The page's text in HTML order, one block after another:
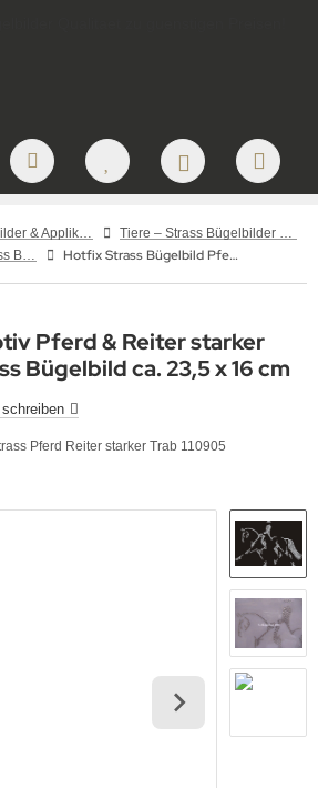
Strass Bügelbilder & Applikationen zum Aufbügeln
Tiere – Strass Bügelbilder & Motive
Pferde & Reitsport Strass Bügelbilder – Hotfix Applikationen für Pferdefreunde
Hotfix Strass Bügelbild Pferd Reiter starker Trab gespiegelt links 110905 Applikation Crystal
Pferd & Reiter starker
Bügelbild ca. 23,5 x 16 cm
Pferd Reiter starker Trab 110905